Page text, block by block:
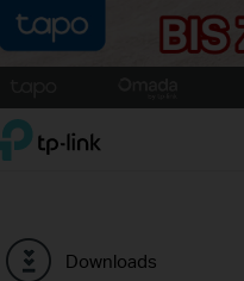
TP-Link, Reliably Smart
Downloads